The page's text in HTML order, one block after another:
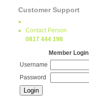
Customer Support
Contact Person
0817 444 198
Member Login
Username
Password